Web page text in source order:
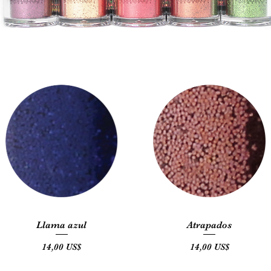
Vista rápida
Llama azul
Precio
14,00 US$
Vista rápida
Atrapados
Precio
14,00 US$